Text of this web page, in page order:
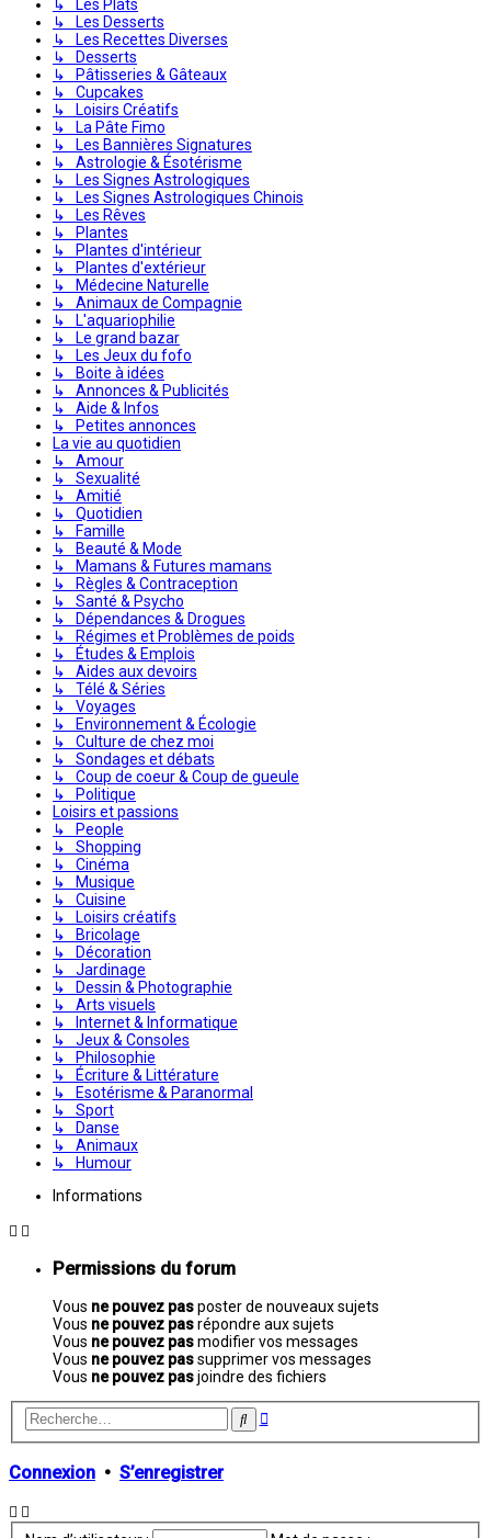
↳ Les Plats
↳ Les Desserts
↳ Les Recettes Diverses
↳ Desserts
↳ Pâtisseries & Gâteaux
↳ Cupcakes
↳ Loisirs Créatifs
↳ La Pâte Fimo
↳ Les Bannières Signatures
↳ Astrologie & Ésotérisme
↳ Les Signes Astrologiques
↳ Les Signes Astrologiques Chinois
↳ Les Rêves
↳ Plantes
↳ Plantes d'intérieur
↳ Plantes d'extérieur
↳ Médecine Naturelle
↳ Animaux de Compagnie
↳ L'aquariophilie
↳ Le grand bazar
↳ Les Jeux du fofo
↳ Boite à idées
↳ Annonces & Publicités
↳ Aide & Infos
↳ Petites annonces
La vie au quotidien
↳ Amour
↳ Sexualité
↳ Amitié
↳ Quotidien
↳ Famille
↳ Beauté & Mode
↳ Mamans & Futures mamans
↳ Règles & Contraception
↳ Santé & Psycho
↳ Dépendances & Drogues
↳ Régimes et Problèmes de poids
↳ Études & Emplois
↳ Aides aux devoirs
↳ Télé & Séries
↳ Voyages
↳ Environnement & Écologie
↳ Culture de chez moi
↳ Sondages et débats
↳ Coup de coeur & Coup de gueule
↳ Politique
Loisirs et passions
↳ People
↳ Shopping
↳ Cinéma
↳ Musique
↳ Cuisine
↳ Loisirs créatifs
↳ Bricolage
↳ Décoration
↳ Jardinage
↳ Dessin & Photographie
↳ Arts visuels
↳ Internet & Informatique
↳ Jeux & Consoles
↳ Philosophie
↳ Écriture & Littérature
↳ Esotérisme & Paranormal
↳ Sport
↳ Danse
↳ Animaux
↳ Humour
Informations
Permissions du forum
Vous ne pouvez pasposter de nouveaux sujets
Vous ne pouvez pasrépondre aux sujets
Vous ne pouvez pasmodifier vos messages
Vous ne pouvez passupprimer vos messages
Vous ne pouvez pasjoindre des fichiers
Rechercher
Recherche
Connexion • S’enregistrer